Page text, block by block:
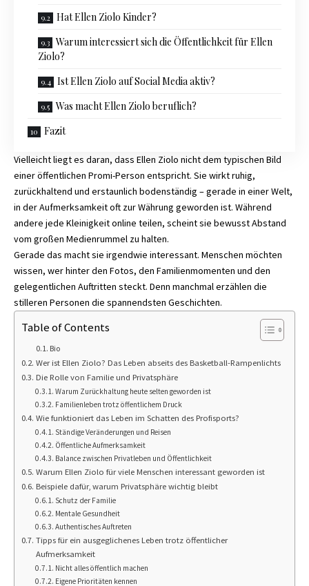
Hat Ellen Ziolo Kinder?
Warum interessiert sich die Öffentlichkeit für Ellen
Ziolo?
Ist Ellen Ziolo auf Social Media aktiv?
Was macht Ellen Ziolo beruflich?
Fazit
Vielleicht liegt es daran, dass Ellen Ziolo nicht dem typischen Bild
einer öffentlichen Promi-Person entspricht. Sie wirkt ruhig,
zurückhaltend und erstaunlich bodenständig – gerade in einer Welt,
in der Aufmerksamkeit oft zur Währung geworden ist. Während
andere jede Kleinigkeit online teilen, scheint sie bewusst Abstand
vom großen Medienrummel zu halten.
Gerade das macht sie irgendwie interessant. Menschen möchten
wissen, wer hinter den Fotos, den Familienmomenten und den
gelegentlichen Auftritten steckt. Denn manchmal erzählen die
stilleren Personen die spannendsten Geschichten.
Table of Contents
Bio
Wer ist Ellen Ziolo? Das Leben abseits des Basketball-Rampenlichts
Die Rolle von Familie und Privatsphäre
Warum Zurückhaltung heute selten geworden ist
Familienleben trotz öffentlichem Druck
Wie funktioniert das Leben im Schatten des Profisports?
Ständige Veränderungen und Reisen
Öffentliche Aufmerksamkeit
Balance zwischen Privatleben und Öffentlichkeit
Warum Ellen Ziolo für viele Menschen interessant geworden ist
Beispiele dafür, warum Privatsphäre wichtig bleibt
Schutz der Familie
Mentale Gesundheit
Authentisches Auftreten
Tipps für ein ausgeglichenes Leben trotz öffentlicher
Aufmerksamkeit
Nicht alles öffentlich machen
Eigene Prioritäten kennen